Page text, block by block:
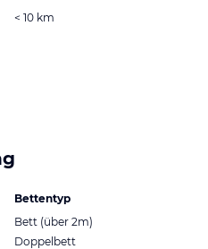
< 10 km
Bettentyp
Bett (über 2m)
Doppelbett